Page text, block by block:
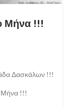
Μήνα !!!
Δασκάλων !!!
Μήνα !!!